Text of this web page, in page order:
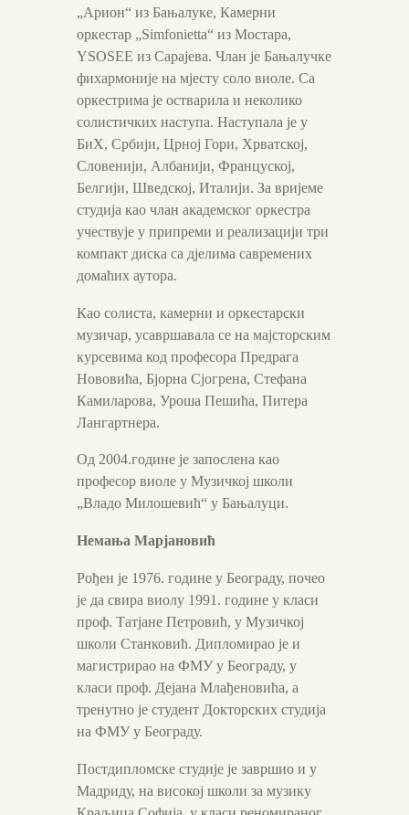
„Арион“ из Бањалуке, Камерни
оркестар „Simfonietta“ из Мостара,
YSOSEE из Сарајева. Члан је Бањалучке
фихармоније на мјесту соло виоле. Са
оркестрима је остварила и неколико
солистичких наступа. Наступала је у
БиХ, Србији, Црној Гори, Хрватској,
Словенији, Албанији, Француској,
Белгији, Шведској, Италији. За вријеме
студија као члан академског оркестра
учествује у припреми и реализацији три
компакт диска са дјелима савремених
домаћих аутора.
Као солиста, камерни и оркестарски
музичар, усавршавала се на мајсторским
курсевима код професора Предрага
Нововића, Бјорна Сјогрена, Стефана
Камиларова, Уроша Пешића, Питера
Лангартнера.
Од 2004.године је запослена као
професор виоле у Музичкој школи
„Владо Милошевић“ у Бањалуци.
Немања Марјановић
Рођен је 1976. године у Београду, почео
је да свира виолу 1991. године у класи
проф. Татјане Петровић, у Музичкој
школи Станковић. Дипломирао је и
магистрирао на ФМУ у Београду, у
класи проф. Дејана Млађеновића, а
тренутно је студент Докторских студија
на ФМУ у Београду.
Постдипломске студије је завршио и у
Мадриду, на високој школи за музику